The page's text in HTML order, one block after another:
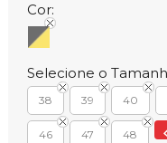
Cor:
Selecione o
38 39 40
46 47 48